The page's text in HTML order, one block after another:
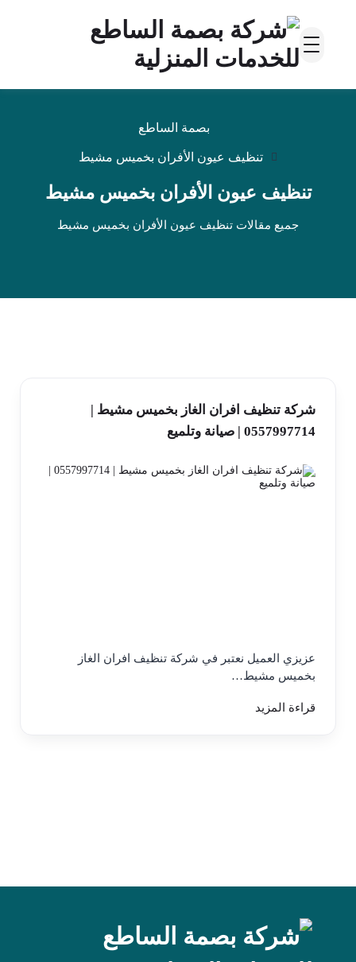
بصمة الساطع
تنظيف عيون الأفران بخميس مشيط
تنظيف عيون الأفران بخميس مشيط
جميع مقالات تنظيف عيون الأفران بخميس مشيط
شركة تنظيف افران الغاز بخميس مشيط |
0557997714 | صيانة وتلميع
عزيزي العميل نعتبر في شركة تنظيف افران الغاز
بخميس مشيط…
قراءة المزيد